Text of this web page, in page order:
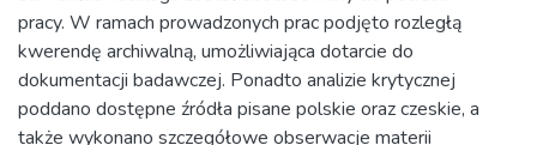
pracy. W ramach prowadzonych prac podjęto rozległą
kwerendę archiwalną, umożliwiająca dotarcie do
dokumentacji badawczej. Ponadto analizie krytycznej
poddano dostępne źródła pisane polskie oraz czeskie, a
także wykonano szczegółowe obserwacje materii